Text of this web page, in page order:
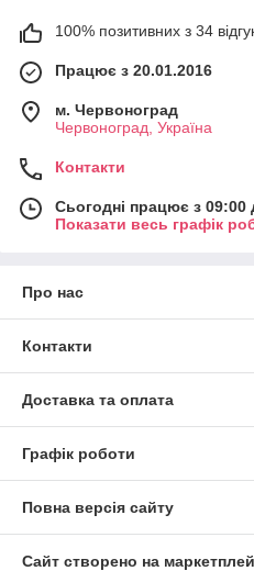
100% позитивних з 34
Працює з 20.01.2016
м. Червоноград
Червоноград, Україна
Контакти
Сьогодні працює з 09:00
Показати весь графік
Про нас
Контакти
Доставка та оплата
Графік роботи
Повна версія сайту
Сайт створено на